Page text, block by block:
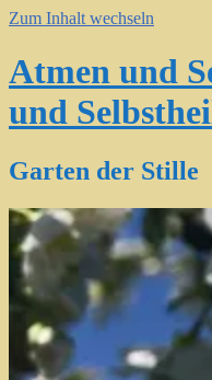
Zum Inhalt wechseln
Atmen und
und
Garten der Stille